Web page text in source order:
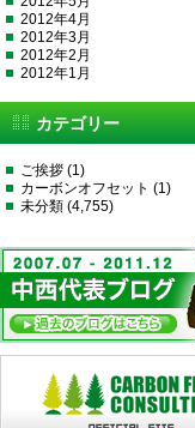
2012年4月
2012年3月
2012年2月
2012年1月
カテゴリー
ご挨拶 (1)
カーボンオフセット (1)
未分類 (4,755)